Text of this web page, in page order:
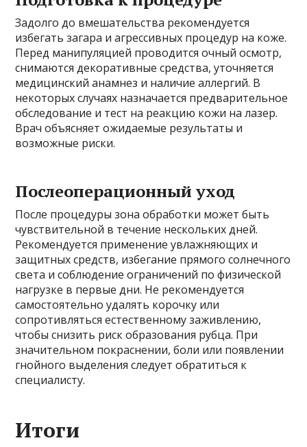
Задолго до вмешательства рекомендуется
избегать загара и агрессивных процедур на коже.
Перед манипуляцией проводится очный осмотр,
снимаются декоративные средства, уточняется
медицинский анамнез и наличие аллергий. В
некоторых случаях назначается предварительное
обследование и тест на реакцию кожи на лазер.
Врач объясняет ожидаемые результаты и
возможные риски.
Послеоперационный уход
После процедуры зона обработки может быть
чувствительной в течение нескольких дней.
Рекомендуется применение увлажняющих и
защитных средств, избегание прямого солнечного
света и соблюдение ограничений по физической
нагрузке в первые дни. Не рекомендуется
самостоятельно удалять корочку или
сопротивляться естественному заживлению,
чтобы снизить риск образования рубца. При
значительном покраснении, боли или появлении
гнойного выделения следует обратиться к
специалисту.
Итоги